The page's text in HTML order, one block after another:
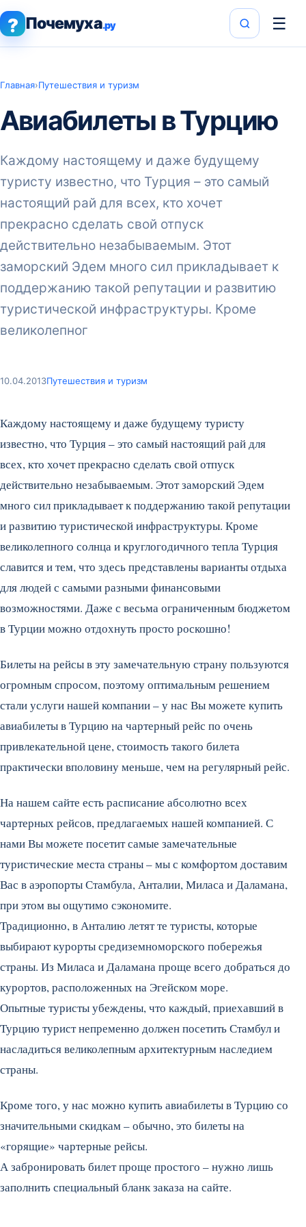
? Почемуха.ру ☰
Главная›Путешествия и туризм
Авиабилеты в Турцию
Каждому настоящему и даже будущему
туристу известно, что Турция – это самый
настоящий рай для всех, кто хочет
прекрасно сделать свой отпуск
действительно незабываемым. Этот
заморский Эдем много сил прикладывает к
поддержанию такой репутации и развитию
туристической инфраструктуры. Кроме
великолепног
10.04.2013Путешествия и туризм
Каждому настоящему и даже будущему туристу
известно, что Турция – это самый настоящий рай для
всех, кто хочет прекрасно сделать свой отпуск
действительно незабываемым. Этот заморский Эдем
много сил прикладывает к поддержанию такой репутации
и развитию туристической инфраструктуры. Кроме
великолепного солнца и круглогодичного тепла Турция
славится и тем, что здесь представлены варианты отдыха
для людей с самыми разными финансовыми
возможностями. Даже с весьма ограниченным бюджетом
в Турции можно отдохнуть просто роскошно!
Билеты на рейсы в эту замечательную страну пользуются
огромным спросом, поэтому оптимальным решением
стали услуги нашей компании – у нас Вы можете купить
авиабилеты в Турцию на чартерный рейс по очень
привлекательной цене, стоимость такого билета
практически вполовину меньше, чем на регулярный рейс.
На нашем сайте есть расписание абсолютно всех
чартерных рейсов, предлагаемых нашей компанией. С
нами Вы можете посетит самые замечательные
туристические места страны – мы с комфортом доставим
Вас в аэропорты Стамбула, Анталии, Миласа и Даламана,
при этом вы ощутимо сэкономите.
Традиционно, в Анталию летят те туристы, которые
выбирают курорты средиземноморского побережья
страны. Из Миласа и Даламана проще всего добраться до
курортов, расположенных на Эгейском море.
Опытные туристы убеждены, что каждый, приехавший в
Турцию турист непременно должен посетить Стамбул и
насладиться великолепным архитектурным наследием
страны.
Кроме того, у нас можно купить авиабилеты в Турцию со
значительными скидкам – обычно, это билеты на
«горящие» чартерные рейсы.
А забронировать билет проще простого – нужно лишь
заполнить специальный бланк заказа на сайте.